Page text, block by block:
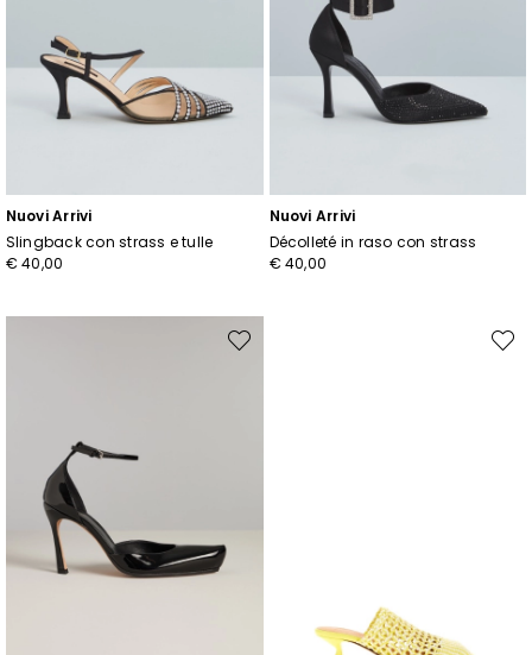
Nuovi Arrivi
Slingback con strass e tulle
€ 40,00
Nuovi Arrivi
Décolleté in raso con strass
€ 40,00
Sposta